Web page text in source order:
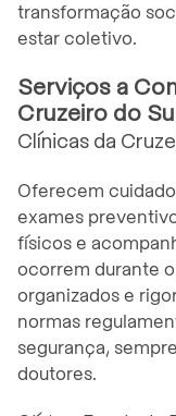
transformação
estar coletivo.
Serviços a
Cruzeiro do
Clínicas da
Oferecem
exames
físicos e
ocorrem durante
organizados e
normas
segurança,
doutores.